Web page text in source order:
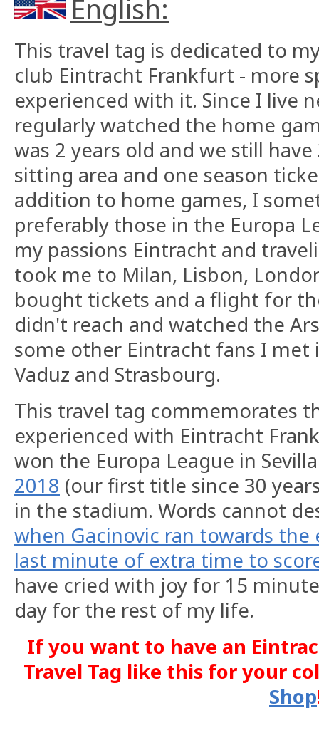
English:
This travel tag is dedicated to
club Eintracht Frankfurt - more
experienced with it. Since I live
regularly watched the home
was 2 years old and we still
sitting area and one season
addition to home games, I
preferably those in the Europa
my passions Eintracht and
took me to Milan, Lisbon,
bought tickets and a flight for
didn't reach and watched the
some other Eintracht fans I met
Vaduz and Strasbourg.
This travel tag commemorates
experienced with Eintracht
won the Europa League in
2018 (our first title since 30
in the stadium. Words cannot
when Gacinovic ran towards
last minute of extra time to
have cried with joy for 15
day for the rest of my life.
If you want to have an
Travel Tag like this for your
Shop